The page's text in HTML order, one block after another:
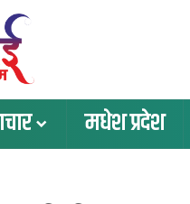
मधेश प्रदेश